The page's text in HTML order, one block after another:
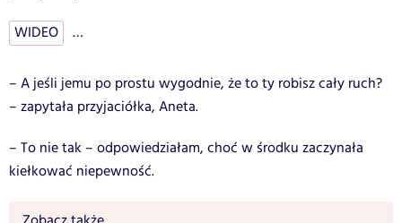
WIDEO …
– A jeśli jemu po prostu wygodnie, że to ty robisz cały ruch?
– zapytała przyjaciółka, Aneta.
– To nie tak – odpowiedziałam, choć w środku zaczynała
kiełkować niepewność.